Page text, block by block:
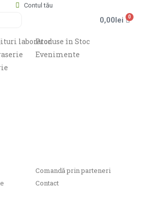
Contul tău
0,00lei 0
laboratorProduse în Stoc
Evenimente
Comandă prin parteneri
Contact